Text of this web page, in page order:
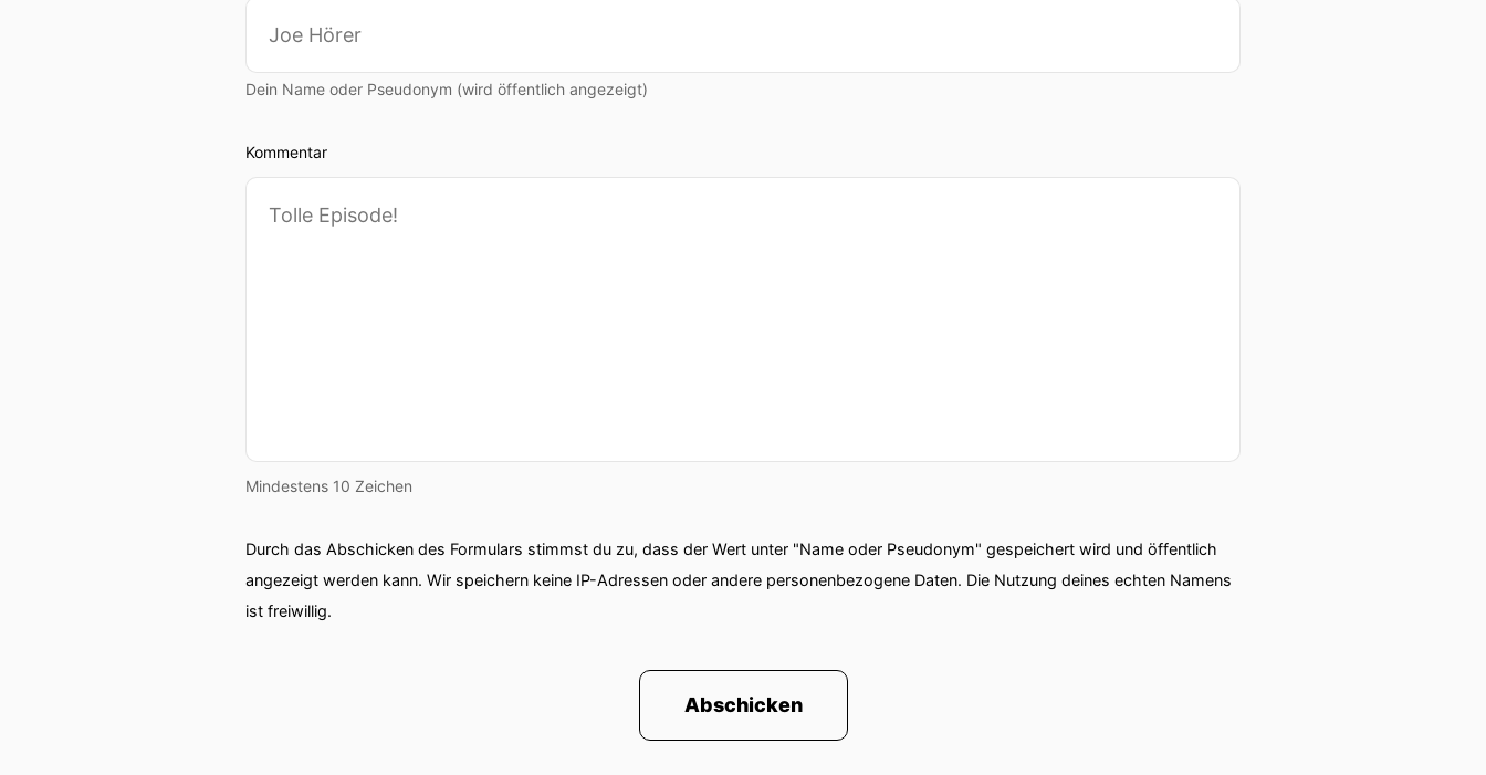
Dein Name oder Pseudonym (wird öffentlich angezeigt)
Kommentar
Mindestens 10 Zeichen
Durch das Abschicken des Formulars stimmst du zu, dass der Wert unter "Name oder Pseudonym" gespeichert wird und öffentlich
angezeigt werden kann. Wir speichern keine IP-Adressen oder andere personenbezogene Daten. Die Nutzung deines echten Namens
ist freiwillig.
Abschicken